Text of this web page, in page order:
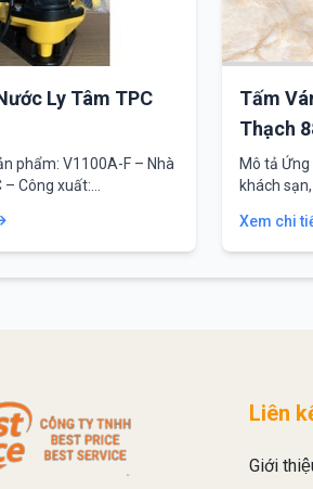
Ly Tâm TPC
phẩm: V1100A-F – Nhà
Công xuất:…
Tấm
Thạch
Mô tả
khách
Xem chi
Liên
Giới